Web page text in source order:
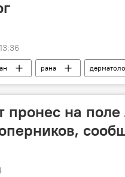
рана
Кристина Сараева
пронес на поле